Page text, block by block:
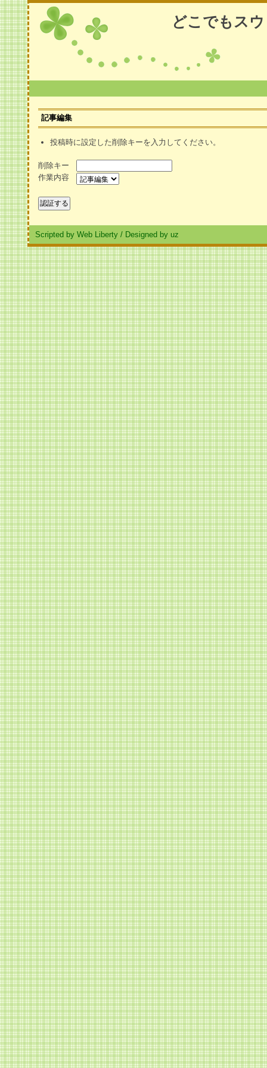
どこでもス
記事編集
投稿時に設定した削除キーを入力してください。
削除キー
作業内容
Scripted by Web Liberty / Designed by uz